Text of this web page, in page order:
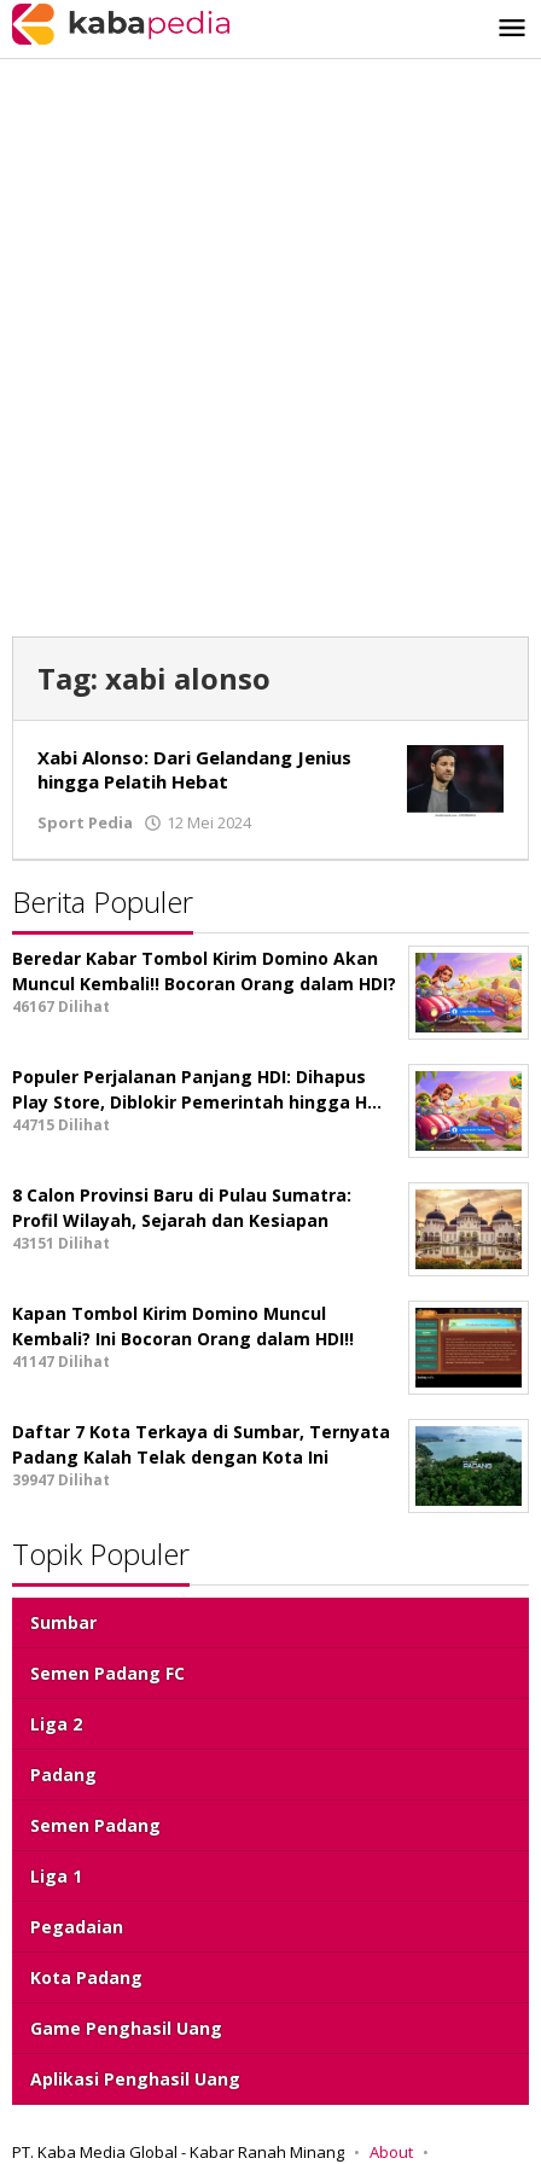
Lewati
ke
konten
Tag: xabi alonso
Xabi Alonso: Dari Gelandang Jenius
hingga Pelatih Hebat
Sport Pedia 12 Mei 2024
Redaksi
Berita Populer
Beredar Kabar Tombol Kirim Domino Akan
Muncul Kembali!! Bocoran Orang dalam HDI?
46167 Dilihat
Populer Perjalanan Panjang HDI: Dihapus
Play Store, Diblokir Pemerintah hingga H…
44715 Dilihat
8 Calon Provinsi Baru di Pulau Sumatra:
Profil Wilayah, Sejarah dan Kesiapan
43151 Dilihat
Kapan Tombol Kirim Domino Muncul
Kembali? Ini Bocoran Orang dalam HDI!!
41147 Dilihat
Daftar 7 Kota Terkaya di Sumbar, Ternyata
Padang Kalah Telak dengan Kota Ini
39947 Dilihat
Topik Populer
Sumbar
Semen Padang FC
Liga 2
Padang
Semen Padang
Liga 1
Pegadaian
Kota Padang
Game Penghasil Uang
Aplikasi Penghasil Uang
PT. Kaba Media Global - Kabar Ranah Minang
About